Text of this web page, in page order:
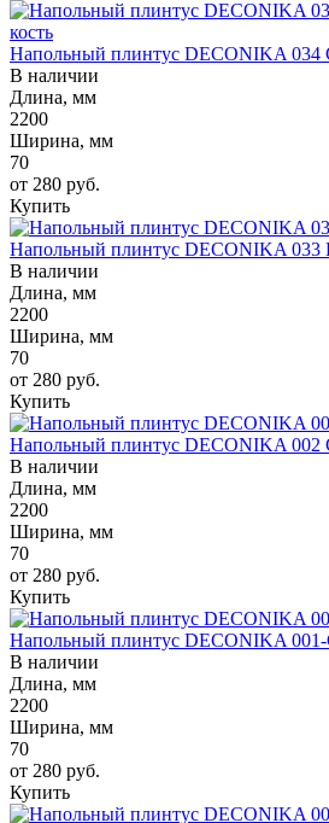
Напольный плинтус DECONIKA 034
В наличии
Длина, мм
2200
Ширина, мм
70
от 280 руб.
Купить
Напольный плинтус DECONIKA 033
В наличии
Длина, мм
2200
Ширина, мм
70
от 280 руб.
Купить
Напольный плинтус DECONIKA 002
В наличии
Длина, мм
2200
Ширина, мм
70
от 280 руб.
Купить
Напольный плинтус DECONIKA 001-
В наличии
Длина, мм
2200
Ширина, мм
70
от 280 руб.
Купить